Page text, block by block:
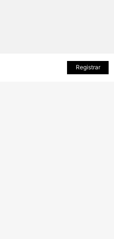
AO CARRINHO Registrar